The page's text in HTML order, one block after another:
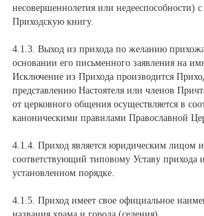
несовершеннолетия или недееспособности)
Приходскую книгу.
4.1.3. Выход из прихода по желанию
основании его письменного заявления на
Исключение из Прихода производится
представлению Настоятеля или членов
от церковного общения осуществляется в
каноническими правилами Православной
4.1.4. Приход является юридическим лицом
соответствующий типовому Уставу прихода
установленном порядке.
4.1.5. Приход имеет свое официальное